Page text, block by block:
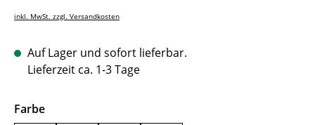
inkl. MwSt. zzgl. Versandkosten
Auf Lager und sofort lieferbar.
Lieferzeit ca. 1-3 Tage
Farbeauswählen